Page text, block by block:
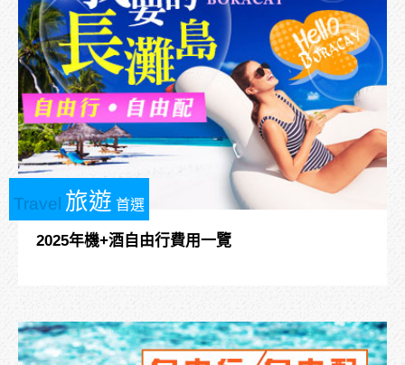
Travel 旅遊 首選
2025年機+酒自由行費用一覽